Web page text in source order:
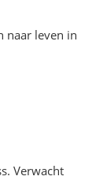
naar leven in
Verwacht